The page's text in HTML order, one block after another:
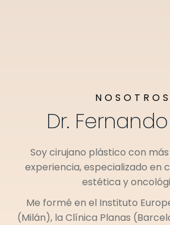
NOSOTROS
Dr.
Soy cirujano plástico con
experiencia, especializado en
estética y
Me formé en el Instituto
(Milán), la Clínica Planas